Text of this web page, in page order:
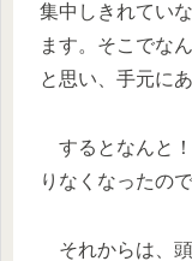
集中しきれてい
ます。そこでな
と思い、手元に
するとなんと
りなくなったの
それからは、